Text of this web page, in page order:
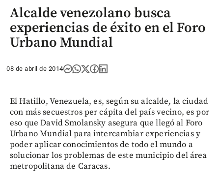
Alcalde venezolano busca
experiencias de éxito en el Foro
Urbano Mundial
08 de abril de 2014
El Hatillo, Venezuela, es, según su alcalde, la ciudad
con más secuestros per cápita del país vecino, es por
eso que David Smolansky asegura que llegó al Foro
Urbano Mundial para intercambiar experiencias y
poder aplicar conocimientos de todo el mundo a
solucionar los problemas de este municipio del área
metropolitana de Caracas.